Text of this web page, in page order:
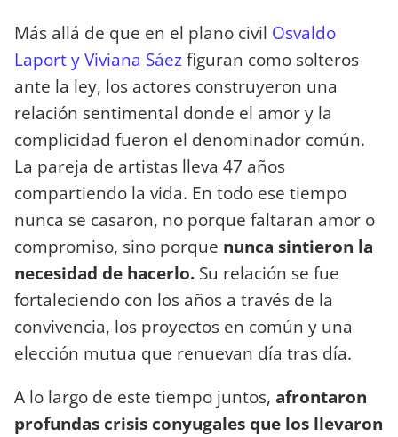
Más allá de que en el plano civil Osvaldo
Laport y Viviana Sáezfiguran como solteros
ante la ley, los actores construyeron una
relación sentimental donde el amor y la
complicidad fueron el denominador común.
La pareja de artistas lleva 47 años
compartiendo la vida. En todo ese tiempo
nunca se casaron, no porque faltaran amor o
compromiso, sino porque nunca sintieron la
necesidad de hacerlo. Su relación se fue
fortaleciendo con los años a través de la
convivencia, los proyectos en común y una
elección mutua que renuevan día tras día.
A lo largo de este tiempo juntos, afrontaron
profundas crisis conyugales que los llevaron